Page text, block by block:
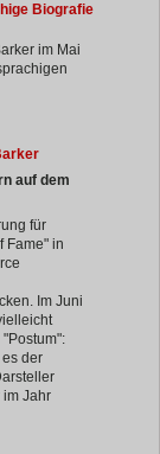
Biografie
im Mai
auf dem
für
Fame" in
Im Juni
es der
im Jahr